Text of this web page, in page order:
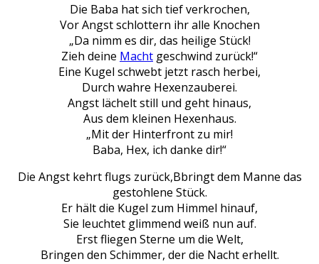
Die Baba hat sich tief verkrochen,
Vor Angst schlottern ihr alle Knochen
„Da nimm es dir, das heilige Stück!
Zieh deine Macht geschwind zurück!“
Eine Kugel schwebt jetzt rasch herbei,
Durch wahre Hexenzauberei.
Angst lächelt still und geht hinaus,
Aus dem kleinen Hexenhaus.
„Mit der Hinterfront zu mir!
Baba, Hex, ich danke dir!“
Die Angst kehrt flugs zurück,Bbringt dem Manne das
gestohlene Stück.
Er hält die Kugel zum Himmel hinauf,
Sie leuchtet glimmend weiß nun auf.
Erst fliegen Sterne um die Welt,
Bringen den Schimmer, der die Nacht erhellt.